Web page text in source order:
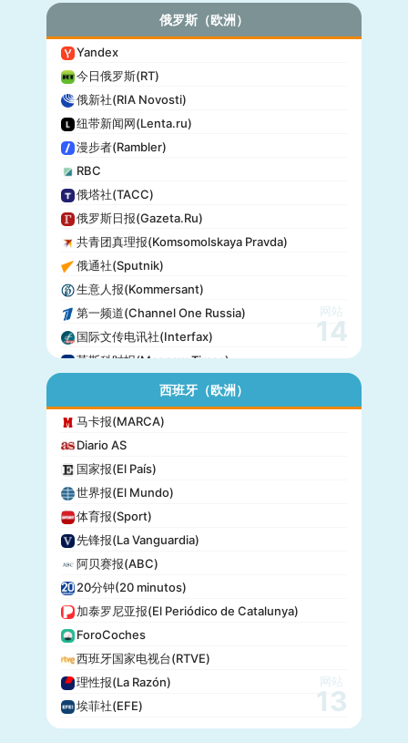
俄罗斯（欧洲）
Yandex
今日俄罗斯(RT)
俄新社(RIA Novosti)
纽带新闻网(Lenta.ru)
漫步者(Rambler)
RBC
俄塔社(TACC)
俄罗斯日报(Gazeta.Ru)
共青团真理报(Komsomolskaya Pravda)
俄通社(Sputnik)
生意人报(Kommersant)
第一频道(Channel One Russia)
国际文传电讯社(Interfax)
莫斯科时报(Moscow Times)
网站
14
西班牙（欧洲）
马卡报(MARCA)
Diario AS
国家报(El País)
世界报(El Mundo)
体育报(Sport)
先锋报(La Vanguardia)
阿贝赛报(ABC)
20分钟(20 minutos)
加泰罗尼亚报(El Periódico de Catalunya)
ForoCoches
西班牙国家电视台(RTVE)
理性报(La Razón)
埃菲社(EFE)
网站
13